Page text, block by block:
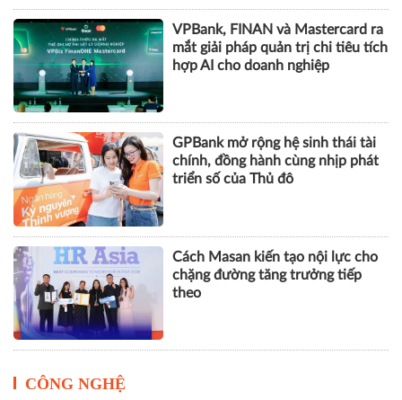
VPBank, FINAN và Mastercard ra
mắt giải pháp quản trị chi tiêu tích
hợp AI cho doanh nghiệp
GPBank mở rộng hệ sinh thái tài
chính, đồng hành cùng nhịp phát
triển số của Thủ đô
Cách Masan kiến tạo nội lực cho
chặng đường tăng trưởng tiếp
theo
CÔNG NGHỆ